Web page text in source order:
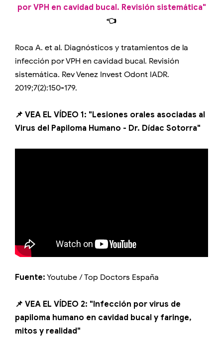
por VPH en cavidad bucal. Revisión sistemática"
👈
Roca A. et al. Diagnósticos y tratamientos de la
infección por VPH en cavidad bucal. Revisión
sistemática. Rev Venez Invest Odont IADR.
2019;7(2):150-179.
📌 VEA EL VÍDEO 1: "Lesiones orales asociadas al
Virus del Papiloma Humano - Dr. Dídac Sotorra"
Fuente: Youtube / Top Doctors España
📌 VEA EL VÍDEO 2: "Infección por virus de
papiloma humano en cavidad bucal y faringe,
mitos y realidad"